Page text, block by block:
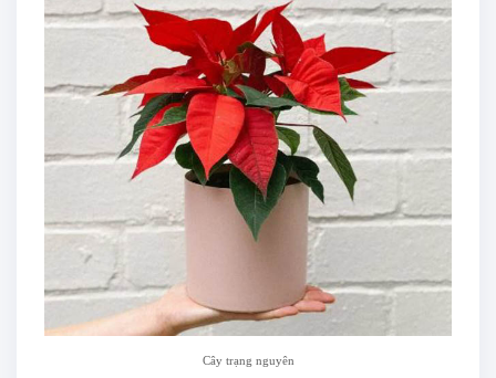
Cây trạng nguyên